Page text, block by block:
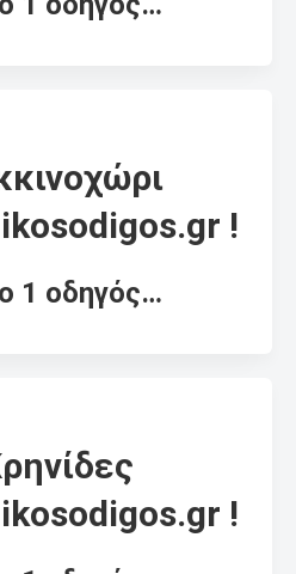
!
1 οδηγός…
!